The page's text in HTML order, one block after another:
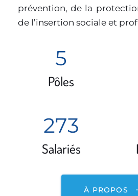
prévention, de la
de l’insertion sociale et
5
Pôles
273
Salariés
À PROPOS